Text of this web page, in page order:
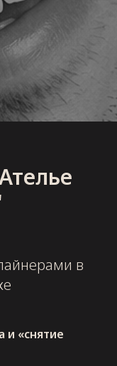
в
и «снятие